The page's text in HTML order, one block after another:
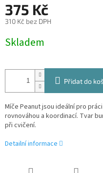
375 Kč
310 Kč bez DPH
cena:
Skladem
Přidat do
Míče Peanut jsou ideální pro
rovnováhou a koordinací. Tvar
při cvičení.
Detailní informace